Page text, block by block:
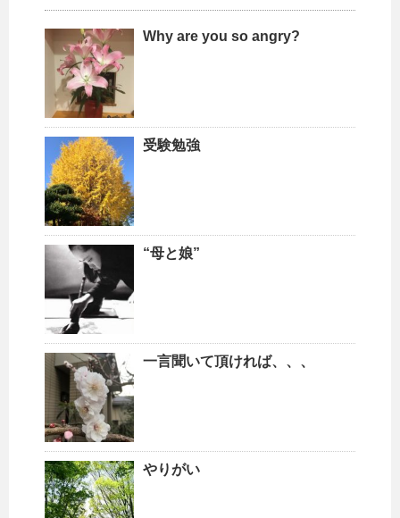
Why are you so angry?
受験勉強
“母と娘”
一言聞いて頂ければ、、、
やりがい